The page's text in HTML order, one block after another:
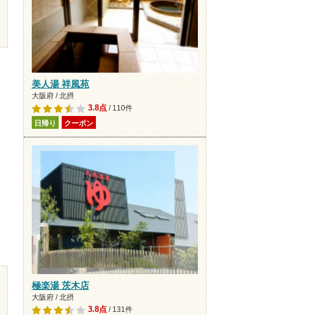
美人湯 祥風苑
大阪府 / 北摂
3.8点/ 110件
日帰り クーポン
極楽湯 茨木店
大阪府 / 北摂
3.8点/ 131件